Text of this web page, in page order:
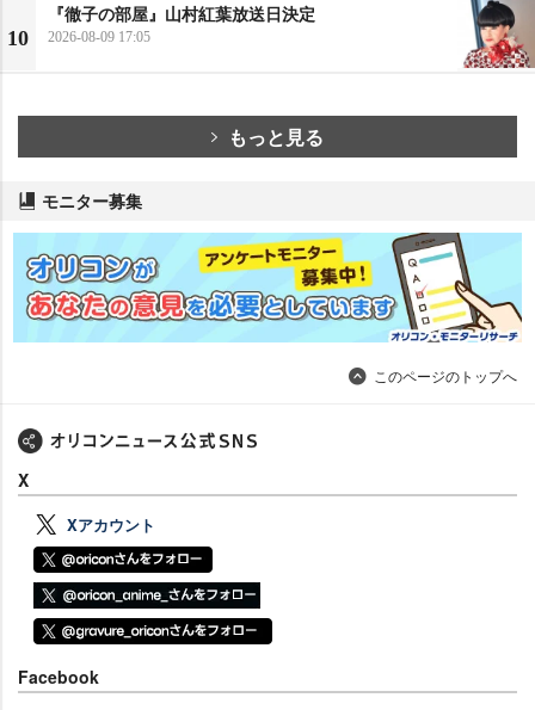
10
『徹子の部屋』山村紅葉放送日決定
2026-08-09 17:05
もっと見る
モニター募集
このページのトップへ
X
Xアカウント
Facebook